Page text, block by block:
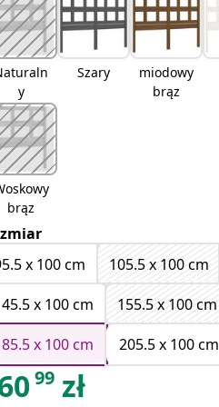
y
Szary
miodowy
brąz
brąz
x 100 cm
105.5 x 100 cm
x 100 cm
155.5 x 100 cm
x 100 cm
205.5 x 100 cm
99 zł